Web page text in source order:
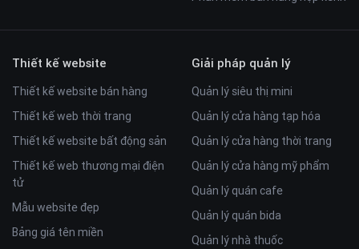
Thiết kế website
Thiết kế website bán hàng
Thiết kế web thời trang
Thiết kế website bất động sản
Thiết kế web thương mại điện
tử
Mẫu website đẹp
Bảng giá tên miền
Giải pháp quản lý
Quản lý siêu thị mini
Quản lý cửa hàng tạp hóa
Quản lý cửa hàng thời trang
Quản lý cửa hàng mỹ phẩm
Quản lý quán cafe
Quản lý quán bida
Quản lý nhà thuốc